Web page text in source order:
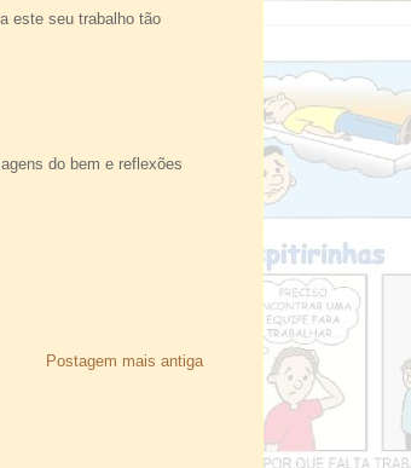
este seu trabalho tão
do bem e reflexões
Postagem mais antiga